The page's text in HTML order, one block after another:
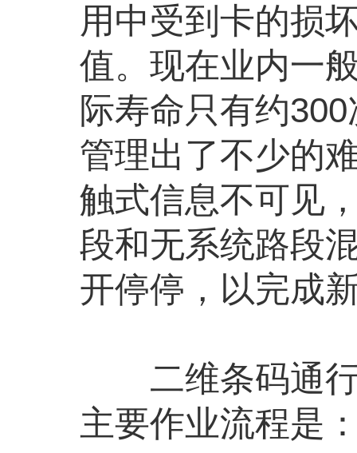
用中受到卡的损
值。现在业内一
际寿命只有约
管理出了不少的
触式信息不可见
段和无系统路段
开停停，以完成
二维条码通行
主要作业流程是